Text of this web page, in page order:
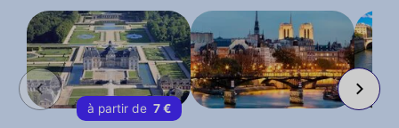
à partir de 7 €